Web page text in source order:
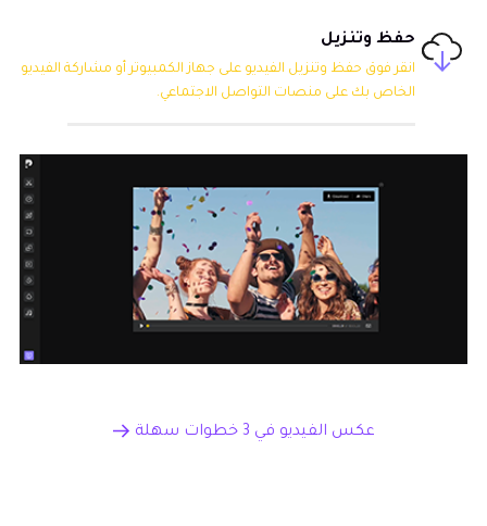
حفظ وتنزيل
انقر فوق حفظ وتنزيل الفيديو على جهاز الكمبيوتر أو مشاركة الفيديو
الخاص بك على منصات التواصل الاجتماعي.
عكس الفيديو في 3 خطوات سهلة